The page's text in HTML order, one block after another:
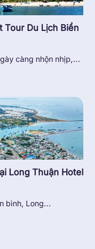
Tour Du Lịch Biển
càng nhộn nhịp,...
Long Thuận Hotel
bình, Long...